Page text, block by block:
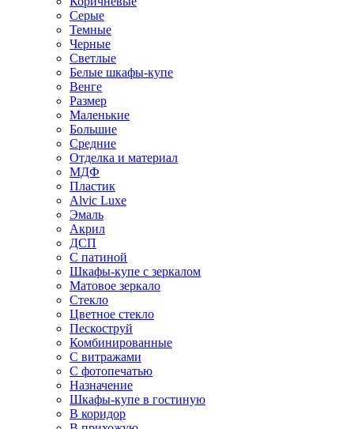
Серые
Темные
Черные
Светлые
Белые шкафы-купе
Венге
Размер
Маленькие
Большие
Средние
Отделка и материал
МДФ
Пластик
Alvic Luxe
Эмаль
Акрил
ДСП
С патиной
Шкафы-купе с зеркалом
Матовое зеркало
Стекло
Цветное стекло
Пескоструй
Комбинированные
С витражами
С фотопечатью
Назначение
Шкафы-купе в гостиную
В коридор